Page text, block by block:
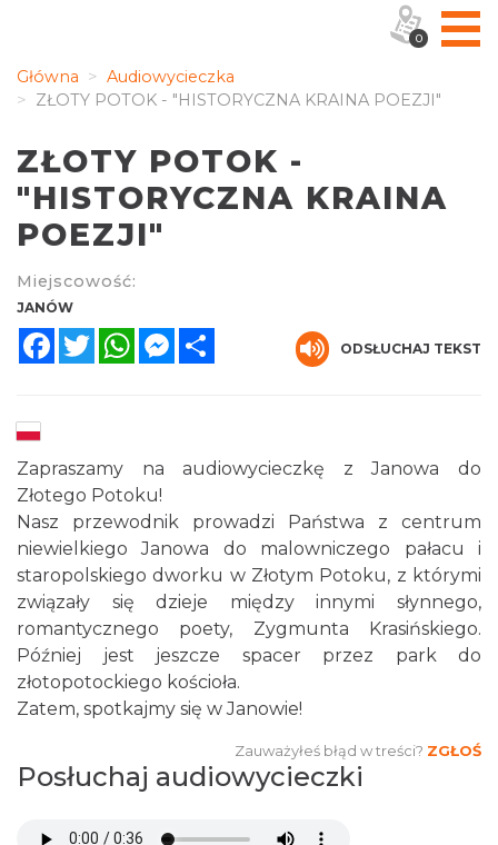
Główna
Audiowycieczka
ZŁOTY POTOK - "HISTORYCZNA KRAINA POEZJI"
ZŁOTY POTOK -
"HISTORYCZNA KRAINA
POEZJI"
Miejscowość:
JANÓW
FacebookTwitterWhatsAppMessenger
ODSŁUCHAJ TEKST
Zapraszamy na audiowycieczkę z Janowa do
Złotego Potoku!
Nasz przewodnik prowadzi Państwa z centrum
niewielkiego Janowa do malowniczego pałacu i
staropolskiego dworku w Złotym Potoku, z którymi
związały się dzieje między innymi słynnego,
romantycznego poety, Zygmunta Krasińskiego.
Później jest jeszcze spacer przez park do
złotopotockiego kościoła.
Zatem, spotkajmy się w Janowie!
Zauważyłeś błąd w treści? ZGŁOŚ
Posłuchaj audiowycieczki
0